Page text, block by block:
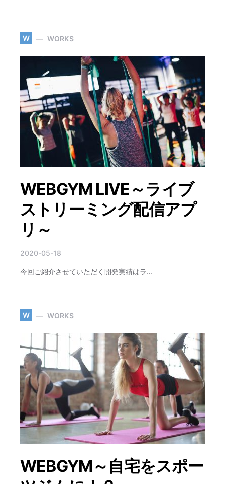
W WORKS
WEBGYM LIVE～ライブ
ストリーミング配信アプ
リ～
2020-05-18
今回ご紹介させていただく開発実績はラ…
W WORKS
WEBGYM～自宅をスポー